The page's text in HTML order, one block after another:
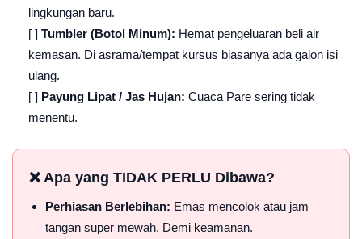
lingkungan baru.
[ ] Tumbler (Botol Minum): Hemat pengeluaran beli air
kemasan. Di asrama/tempat kursus biasanya ada galon isi
ulang.
[ ] Payung Lipat / Jas Hujan: Cuaca Pare sering tidak
menentu.
❌ Apa yang TIDAK PERLU Dibawa?
Perhiasan Berlebihan: Emas mencolok atau jam
tangan super mewah. Demi keamanan.